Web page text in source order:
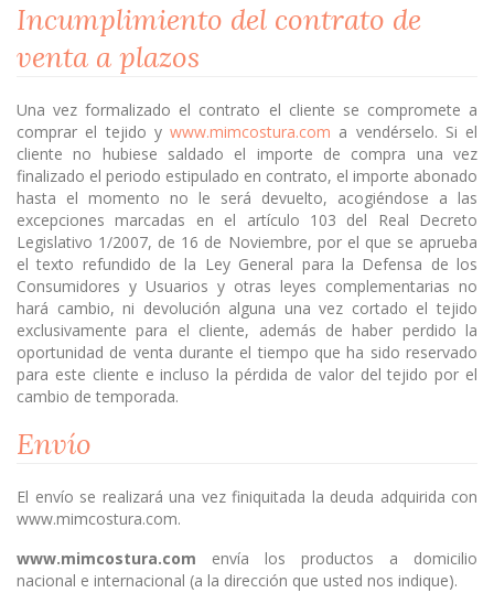
Incumplimiento del contrato de
venta a plazos
Una vez formalizado el contrato el cliente se compromete a
comprar el tejido y www.mimcostura.com a vendérselo. Si el
cliente no hubiese saldado el importe de compra una vez
finalizado el periodo estipulado en contrato, el importe abonado
hasta el momento no le será devuelto, acogiéndose a las
excepciones marcadas en el artículo 103 del Real Decreto
Legislativo 1/2007, de 16 de Noviembre, por el que se aprueba
el texto refundido de la Ley General para la Defensa de los
Consumidores y Usuarios y otras leyes complementarias no
hará cambio, ni devolución alguna una vez cortado el tejido
exclusivamente para el cliente, además de haber perdido la
oportunidad de venta durante el tiempo que ha sido reservado
para este cliente e incluso la pérdida de valor del tejido por el
cambio de temporada.
Envío
El envío se realizará una vez finiquitada la deuda adquirida con
www.mimcostura.com.
www.mimcostura.com envía los productos a domicilio
nacional e internacional (a la dirección que usted nos indique).